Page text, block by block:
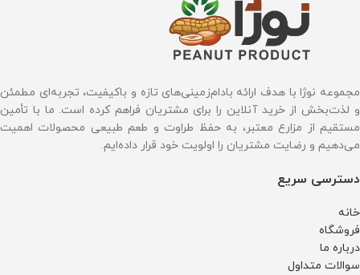
مجموعه نوژا با هدف ارائه بادام‌زمینی‌های تازه و باکیفیت، تجربه‌ای مطمئن
و لذت‌بخش از خرید آنلاین را برای مشتریان فراهم کرده است. ما با تأمین
مستقیم از مزارع معتبر، به حفظ طراوت و طعم طبیعی محصولات اهمیت
می‌دهیم و رضایت مشتریان را اولویت خود قرار داده‌ایم.
دسترسی سریع
خانه
فروشگاه
درباره ما
سوالات متداول